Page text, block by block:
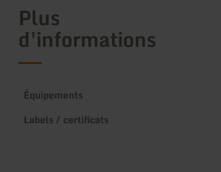
Plus
d'informations
Équipements
Labels / certificats